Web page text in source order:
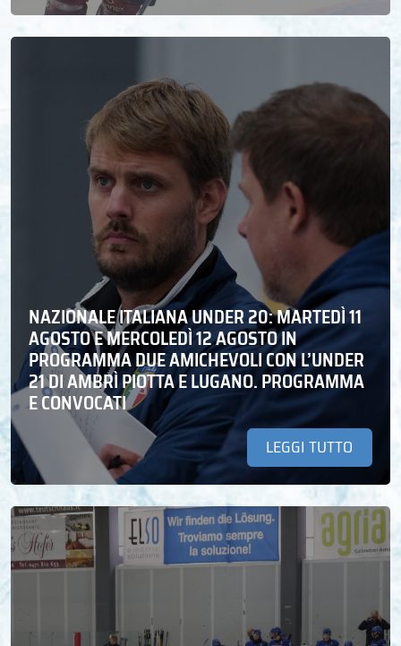
NAZIONALE ITALIANA UNDER 20: MARTEDÌ 11
AGOSTO E MERCOLEDÌ 12 AGOSTO IN
PROGRAMMA DUE AMICHEVOLI CON L’UNDER
21 DI AMBRÌ PIOTTA E LUGANO. PROGRAMMA
E CONVOCATI
LEGGI TUTTO